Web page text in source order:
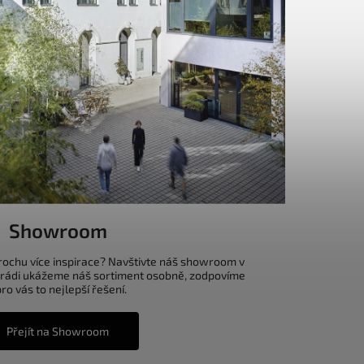
Showroom
více inspirace? Navštivte náš showroom v
ukážeme náš sortiment osobně, zodpovíme
vás to nejlepší řešení.
Přejít na Showroom